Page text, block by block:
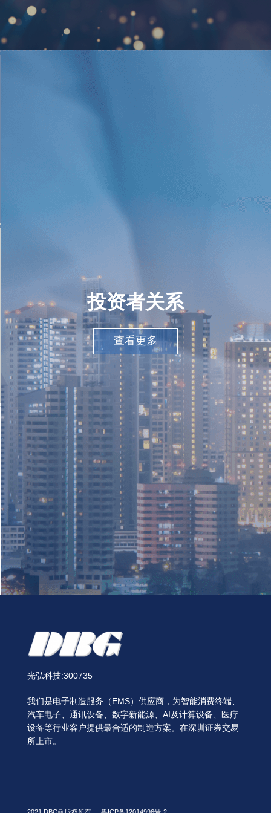
投资者关系
查看更多
光弘科技:300735
我们是电子制造服务（EMS）供应商，为智能消费终端、
汽车电子、通讯设备、数字新能源、AI及计算设备、医疗
设备等行业客户提供最合适的制造方案。在深圳证券交易
所上市。
2021 DBG® 版权所有 粤ICP备12014996号-2